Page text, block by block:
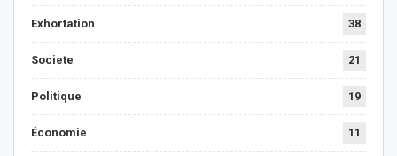
Exhortation 38
Societe 21
Politique 19
Économie 11